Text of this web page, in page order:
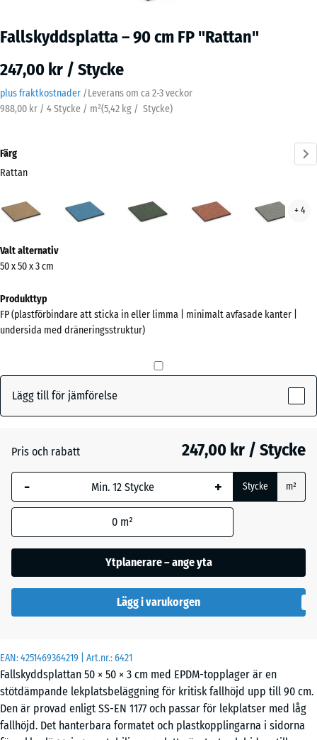
Fallskyddsplatta – 90 cm FP "Rattan"
247,00 kr / Stycke
plus fraktkostnader /Leverans om ca 2-3 veckor
988,00 kr / 4 Stycke / m²(5,42 kg / Stycke)
EAN:4251469364219 | Art.nr.:6421
Fallskyddsplattan 50 × 50 × 3 cm med EPDM-topplager är en
stötdämpande lekplatsbeläggning för kritisk fallhöjd upp till 90 cm.
Den är provad enligt SS-EN 1177 och passar för lekplatser med låg
fallhöjd. Det hanterbara formatet och plastkopplingarna i sidorna
Färg
Rattan
(active)
+ 4
information
om
färgerna?
Visa
färgpalett
Atlantisk
Engelskt
gräs
Etna
Grå
Lavendel
Mörkgrå
granit
- 24,00 kr
Valt alternativ
50 x 50 x 3 cm
Produkttyp
FP (plastförbindare att sticka in eller limma | minimalt avfasade kanter |
undersida med dräneringsstruktur)
Lägg till för jämförelse
Pris och rabatt 247,00 kr / Stycke
- + Stycke m²
0 m²
Ytplanerare – ange yta
Lägg i varukorgen